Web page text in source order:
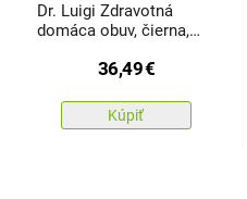
Dr. Luigi Zdravotná
domáca obuv, čierna,
36,49€
Kúpiť